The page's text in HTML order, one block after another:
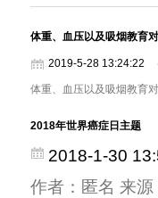
体重、血压以及吸烟教育
2019-5-28 13:24:22
体重、血压以及吸烟教育
2018年世界癌症日主题
2018-1-30
作者：匿名 来